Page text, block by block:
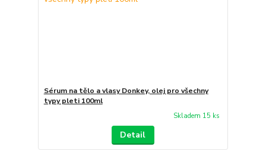
Sérum na tělo a vlasy Donkey, olej pro všechny
typy pleti 100ml
Skladem 15 ks
Detail